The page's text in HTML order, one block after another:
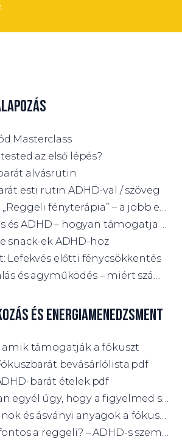
Masterclass
az első lépés?
alvásrutin
esti rutin ADHD-val / szöveg
snack-ek ADHD-hoz
Lefekvés előtti fénycsökkentés
ÉS ENERGIAMENEDZSMENT
amik támogatják a fókuszt
bevásárlólista.pdf
barát ételek.pdf
10. nap: Hogyan egyél úgy, hogy a figyelmed stabil maradjon egész nap?
11. nap: Vitaminok és ásványi anyagok a fókuszért
12. nap: Miért fontos a reggeli? – ADHD-s szemszögből